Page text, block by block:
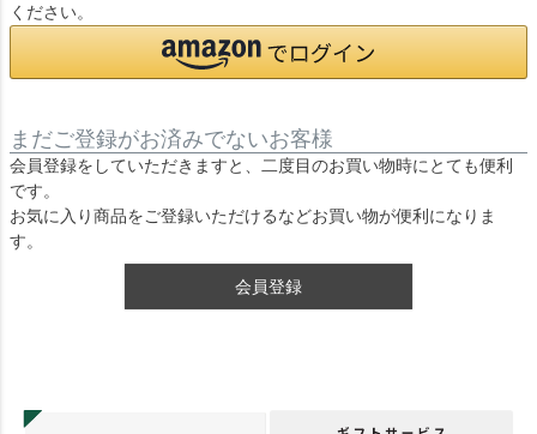
ください。
まだご登録がお済みでないお客様
会員登録をしていただきますと、二度目のお買い物時にとても便利
です。
お気に入り商品をご登録いただけるなどお買い物が便利になりま
す。
会員登録